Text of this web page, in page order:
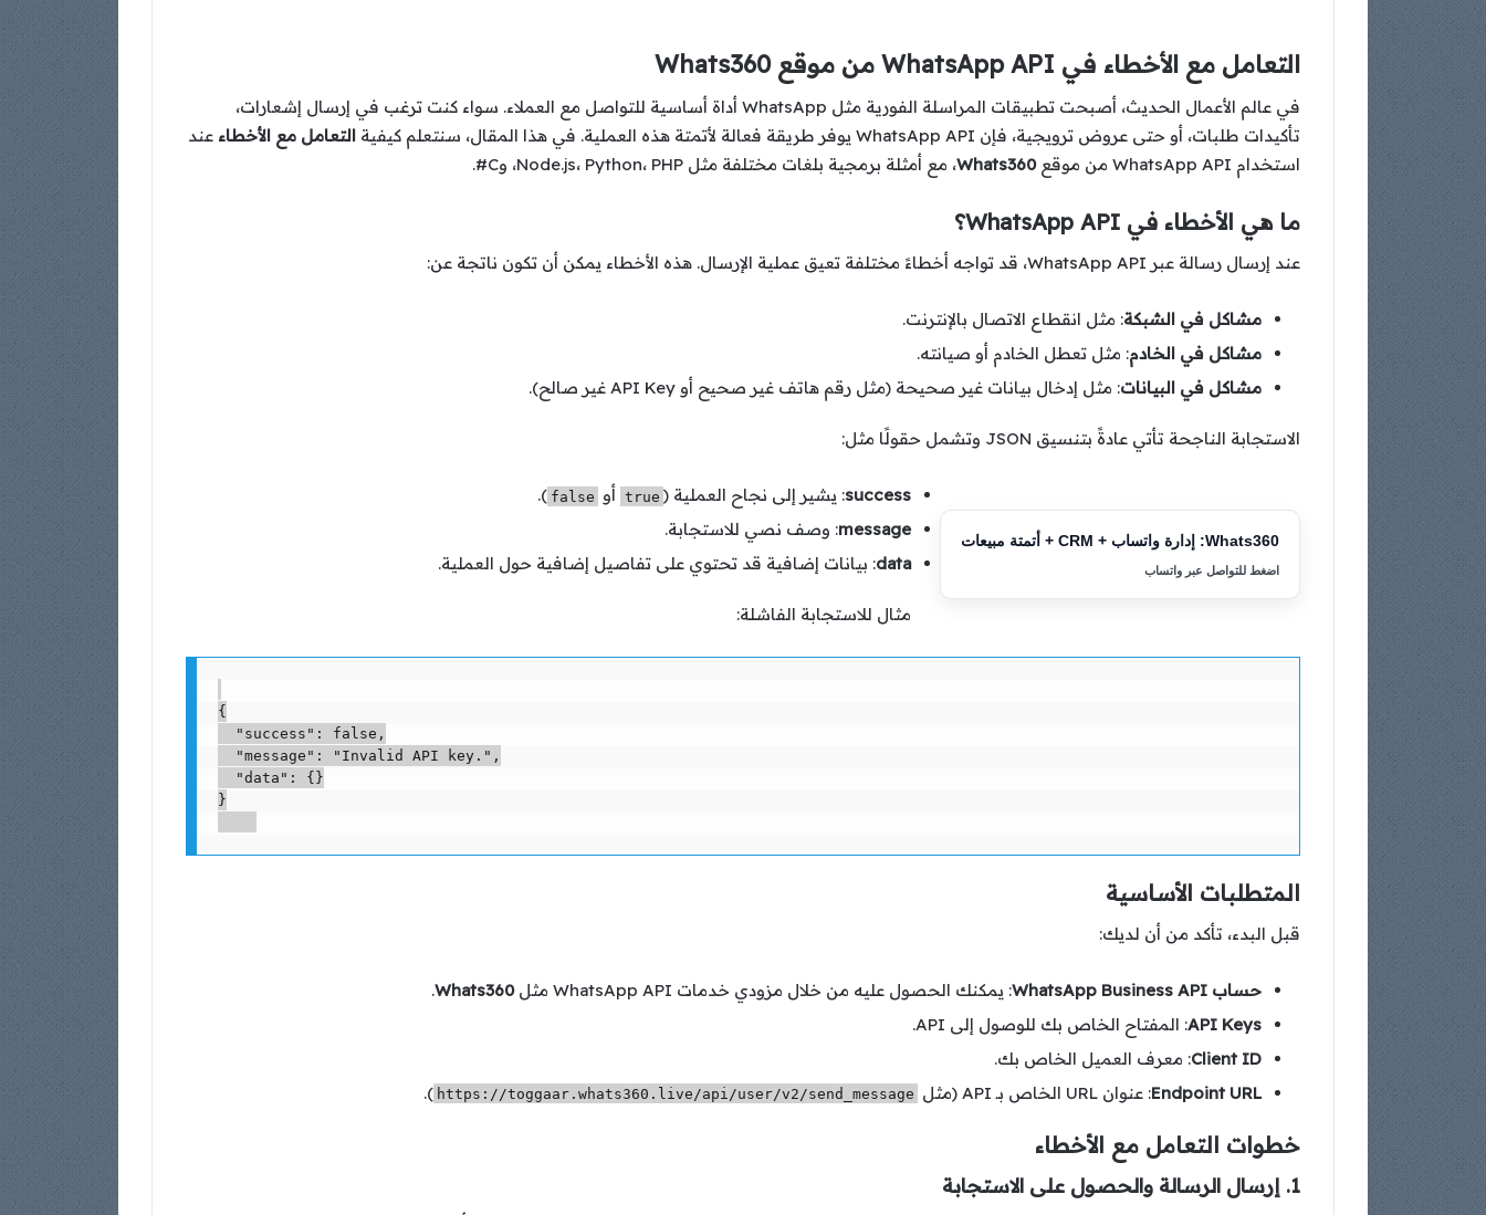
التعامل مع الأخطاء في WhatsApp API من موقع Whats360
في عالم الأعمال الحديث، أصبحت تطبيقات المراسلة الفورية مثل WhatsApp أداة أساسية للتواصل مع العملاء. سواء كنت ترغب في إرسال إشعارات،
تأكيدات طلبات، أو حتى عروض ترويجية، فإن WhatsApp API يوفر طريقة فعالة لأتمتة هذه العملية. في هذا المقال، سنتعلم كيفية
التعامل مع الأخطاء عند
استخدام WhatsApp API من موقع
Whats360، مع أمثلة برمجية بلغات مختلفة مثل Node.js، Python، PHP، وC#.
ما هي الأخطاء في WhatsApp API؟
عند إرسال رسالة عبر WhatsApp API، قد تواجه أخطاءً مختلفة تعيق عملية الإرسال. هذه الأخطاء يمكن أن تكون ناتجة عن:
مشاكل في الشبكة: مثل انقطاع الاتصال بالإنترنت.
مشاكل في الخادم: مثل تعطل الخادم أو صيانته.
مشاكل في البيانات: مثل إدخال بيانات غير صحيحة (مثل رقم هاتف غير صحيح أو API Key غير صالح).
الاستجابة الناجحة تأتي عادةً بتنسيق JSON وتشمل حقولًا مثل:
Whats360: إدارة واتساب + CRM + أتمتة مبيعات
اضغط للتواصل عبر واتساب
success: يشير إلى نجاح العملية ( true أو false
).
message: وصف نصي للاستجابة.
data: بيانات إضافية قد تحتوي على تفاصيل إضافية حول العملية.
مثال للاستجابة الفاشلة:
{
  "success": false,
  "message": "Invalid API key.",
  "data": {}
}
المتطلبات الأساسية
قبل البدء، تأكد من أن لديك:
حساب WhatsApp Business API : يمكنك الحصول عليه من خلال مزودي خدمات WhatsApp API مثل Whats360
.
API Keys: المفتاح الخاص بك للوصول إلى API.
Client ID: معرف العميل الخاص بك.
Endpoint URL: عنوان URL الخاص بـ API (مثل https://toggaar.whats360.live/api/user/v2/send_message
).
خطوات التعامل مع الأخطاء
1. إرسال الرسالة والحصول على الاستجابة